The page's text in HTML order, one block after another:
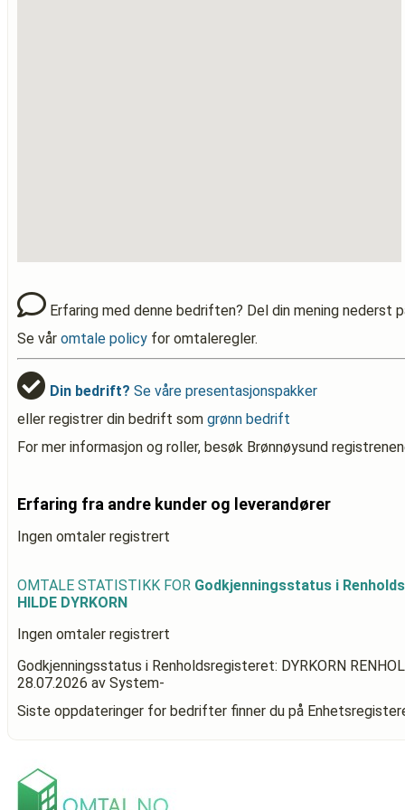
Erfaring med denne bedriften? Del din mening nederst
Se vår omtale policy for omtaleregler.
Din bedrift? Se våre presentasjonspakker
eller registrer din bedrift som grønn bedrift
For mer informasjon og roller, besøk Brønnøysund
Erfaring fra andre kunder og leverandører
Ingen omtaler registrert
OMTALE STATISTIKK FOR Godkjenningsstatus i
HILDE DYRKORN
Ingen omtaler registrert
Godkjenningsstatus i Renholdsregisteret: DYRKORN
28.07.2026 av System-
Siste oppdateringer for bedrifter finner du på